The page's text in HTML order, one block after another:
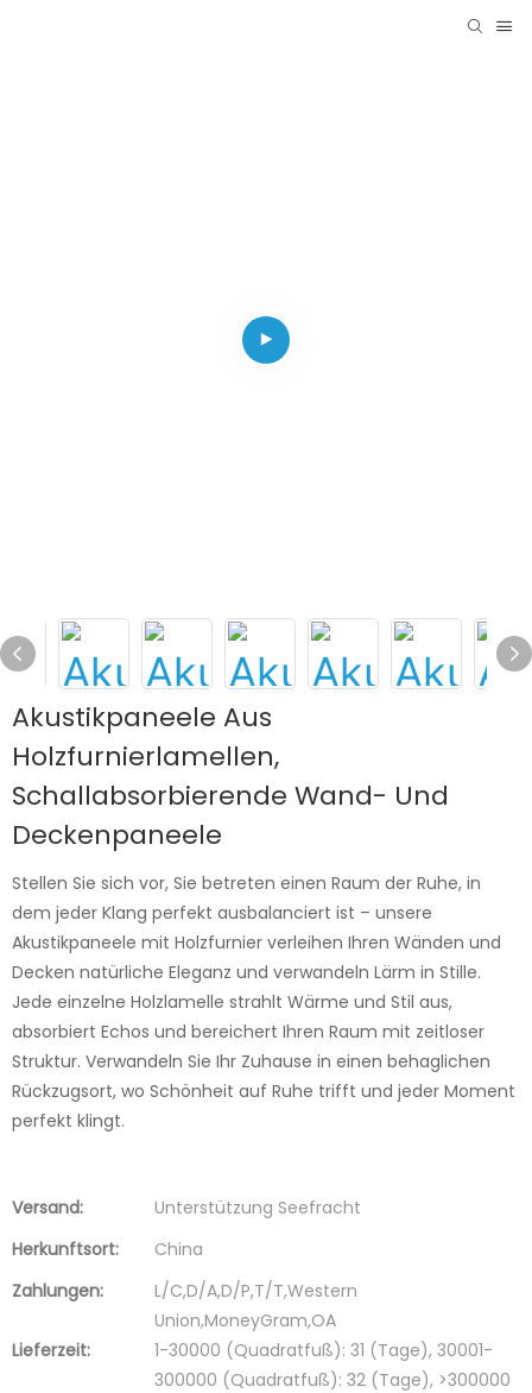
Akustikpaneele Aus
Holzfurnierlamellen,
Schallabsorbierende Wand- Und
Deckenpaneele
Stellen Sie sich vor, Sie betreten einen Raum der Ruhe, in
dem jeder Klang perfekt ausbalanciert ist – unsere
Akustikpaneele mit Holzfurnier verleihen Ihren Wänden und
Decken natürliche Eleganz und verwandeln Lärm in Stille.
Jede einzelne Holzlamelle strahlt Wärme und Stil aus,
absorbiert Echos und bereichert Ihren Raum mit zeitloser
Struktur. Verwandeln Sie Ihr Zuhause in einen behaglichen
Rückzugsort, wo Schönheit auf Ruhe trifft und jeder Moment
perfekt klingt.
Versand:
Unterstützung Seefracht
Herkunftsort:
China
Zahlungen:
L/C,D/A,D/P,T/T,Western
Union,MoneyGram,OA
Lieferzeit:
1-30000 (Quadratfuß): 31 (Tage), 30001-
300000 (Quadratfuß): 32 (Tage), >300000